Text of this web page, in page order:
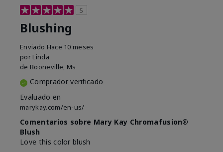
5
Blushing
Enviado Hace 10 meses
por Linda
de Booneville, Ms
Comprador verificado
Evaluado en
marykay.com/en-us/
Comentarios sobre Mary Kay Chromafusion®
Blush
Love this color blush